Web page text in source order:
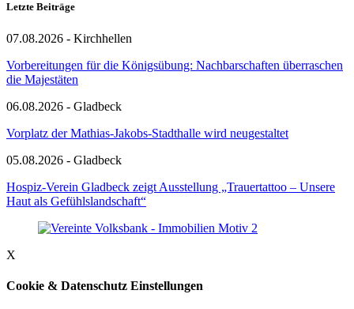
Letzte Beiträge
07.08.2026 - Kirchhellen
Vorbereitungen für die Königsübung: Nachbarschaften überraschen
die Majestäten
06.08.2026 - Gladbeck
Vorplatz der Mathias-Jakobs-Stadthalle wird neugestaltet
05.08.2026 - Gladbeck
Hospiz-Verein Gladbeck zeigt Ausstellung „Trauertattoo – Unsere
Haut als Gefühlslandschaft“
X
Cookie & Datenschutz Einstellungen